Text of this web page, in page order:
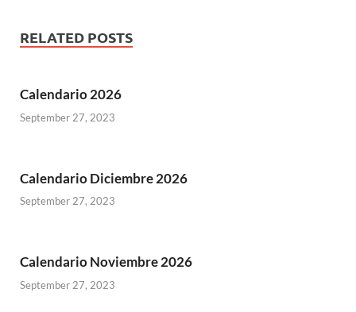
RELATED POSTS
Calendario 2026
September 27, 2023
Calendario Diciembre 2026
September 27, 2023
Calendario Noviembre 2026
September 27, 2023